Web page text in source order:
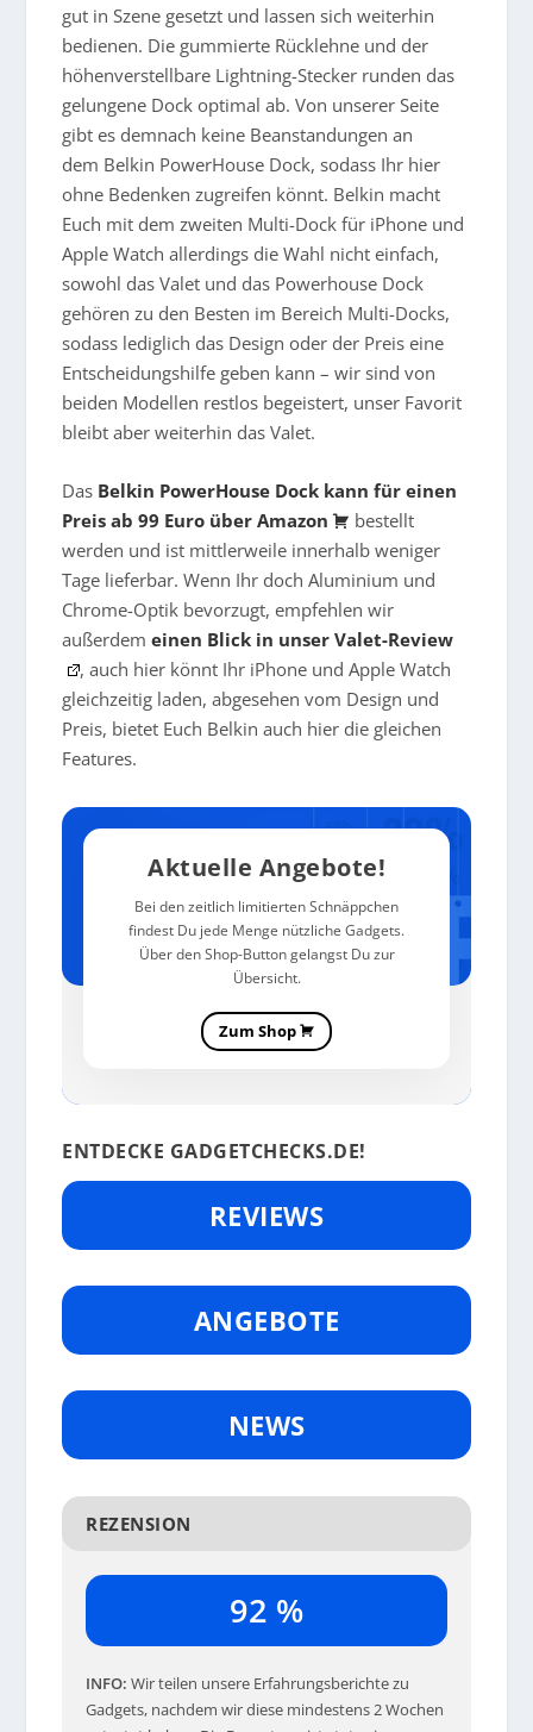
gut in Szene gesetzt und lassen sich weiterhin
bedienen. Die gummierte Rücklehne und der
höhenverstellbare Lightning-Stecker runden das
gelungene Dock optimal ab. Von unserer Seite
gibt es demnach keine Beanstandungen an
dem Belkin PowerHouse Dock, sodass Ihr hier
ohne Bedenken zugreifen könnt. Belkin macht
Euch mit dem zweiten Multi-Dock für iPhone und
Apple Watch allerdings die Wahl nicht einfach,
sowohl das Valet und das Powerhouse Dock
gehören zu den Besten im Bereich Multi-Docks,
sodass lediglich das Design oder der Preis eine
Entscheidungshilfe geben kann – wir sind von
beiden Modellen restlos begeistert, unser Favorit
bleibt aber weiterhin das Valet.
Das Belkin PowerHouse Dock kann für einen
Preis ab 99 Euro über Amazon
bestellt
werden und ist mittlerweile innerhalb weniger
Tage lieferbar. Wenn Ihr doch Aluminium und
Chrome-Optik bevorzugt, empfehlen wir
außerdemeinen Blick in unser Valet-Review
, auch hier könnt Ihr iPhone und Apple Watch
gleichzeitig laden, abgesehen vom Design und
Preis, bietet Euch Belkin auch hier die gleichen
Features.
Aktuelle Angebote!
Bei den zeitlich limitierten Schnäppchen
findest Du jede Menge nützliche Gadgets.
Über den Shop-Button gelangst Du zur
Übersicht.
Zum Shop
ENTDECKE GADGETCHECKS.DE!
REVIEWS
ANGEBOTE
NEWS
REZENSION
92 %
INFO Wir teilen unsere Erfahrungsberichte zu
Gadgets, nachdem wir diese mindestens 2 Wochen